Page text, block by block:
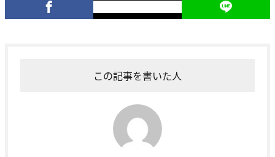
この記事を書いた人